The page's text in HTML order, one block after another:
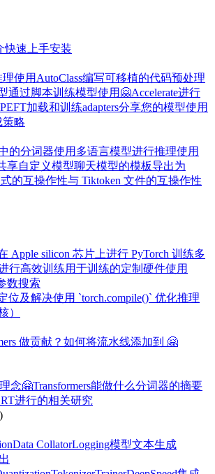
快速上手安装
理使用AutoClass编写可移植的代码预处理
通过脚本训练模型使用🤗Accelerate进行
加载和训练adapters分享您的模型使用
策略
的分词器使用多语言模型进行推理使用
享自定义模型聊天模型的模板导出为
的互操作性与 Tiktoken 文件的互操作性
Apple silicon 芯片上进行 PyTorch 训练多
行高效训练用于训练的定制硬件使用
数搜索
位及解决使用 `torch.compile()` 优化推理
）
做贡献？ 如何将流水线添加到 🤗
念🤗Transformers能做什么分词器的摘要
进行的相关研究
Data CollatorLogging模型文本生成